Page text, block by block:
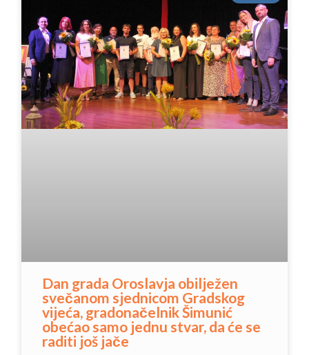
Dan grada Oroslavja obilježen
svečanom sjednicom Gradskog
vijeća, gradonačelnik Šimunić
obećao samo jednu stvar, da će se
raditi još jače